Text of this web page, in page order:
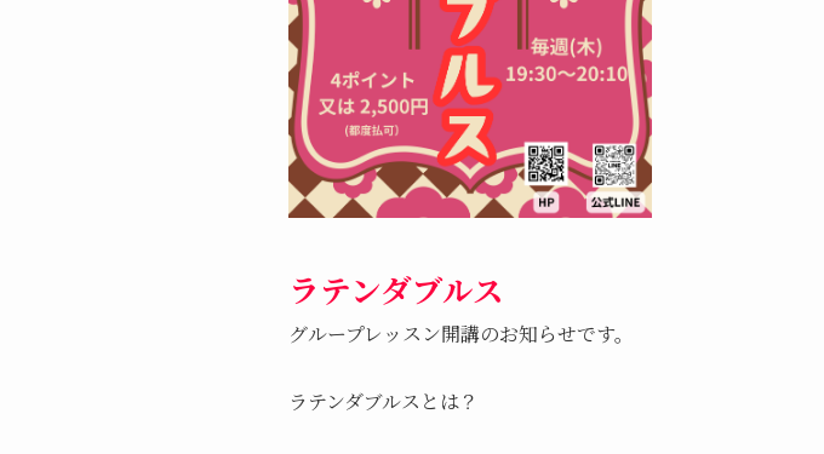
ラテンダブルス
グループレッスン開講のお知らせです。
ラテンダブルスとは？